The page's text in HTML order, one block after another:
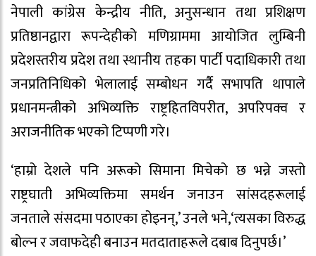
नेपाली कांग्रेस केन्द्रीय नीति, अनुसन्धान तथा प्रशिक्षण
प्रतिष्ठानद्वारा रूपन्देहीको मणिग्राममा आयोजित लुम्बिनी
प्रदेशस्तरीय प्रदेश तथा स्थानीय तहका पार्टी पदाधिकारी तथा
जनप्रतिनिधिको भेलालाई सम्बोधन गर्दै सभापति थापाले
प्रधानमन्त्रीको अभिव्यक्ति राष्ट्रहितविपरीत, अपरिपक्व र
अराजनीतिक भएको टिप्पणी गरे।
‘हाम्रो देशले पनि अरूको सिमाना मिचेको छ भन्ने जस्तो
राष्ट्रघाती अभिव्यक्तिमा समर्थन जनाउन सांसदहरूलाई
जनताले संसदमा पठाएका होइनन्,’ उनले भने,‘त्यसका विरुद्ध
बोल्न र जवाफदेही बनाउन मतदाताहरूले दबाब दिनुपर्छ।’